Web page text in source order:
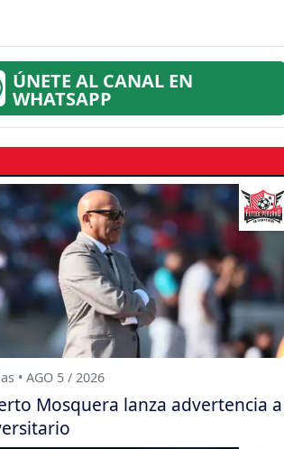
ÚNETE AL CANAL EN
WHATSAPP
• AGO 5 / 2026
Mosquera lanza advertencia a